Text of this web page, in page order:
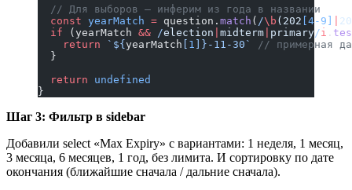
  // Для выборов — инферим из года в названии
  const
yearMatch = question. match ( /\b (202 [4-9]
  if
(yearMatch && /election midterm primary/i .
    return
`${ yearMatch 1 }-11-30`
// примерная
  }
  return
undefined
}
Шаг 3: Фильтр в sidebar
Добавили select «Max Expiry» с вариантами: 1 неделя, 1 месяц,
3 месяца, 6 месяцев, 1 год, без лимита. И сортировку по дате
окончания (ближайшие сначала / дальние сначала).